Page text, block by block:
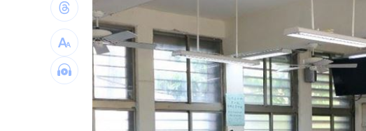
「這10檔」領漲狂飆！海外ETF反攻
19歲男上國道「離奇火燒車」3人急逃保命 06:04
台灣彩券開獎直播中 20:31
LIVE三立+24小時直播 15:27